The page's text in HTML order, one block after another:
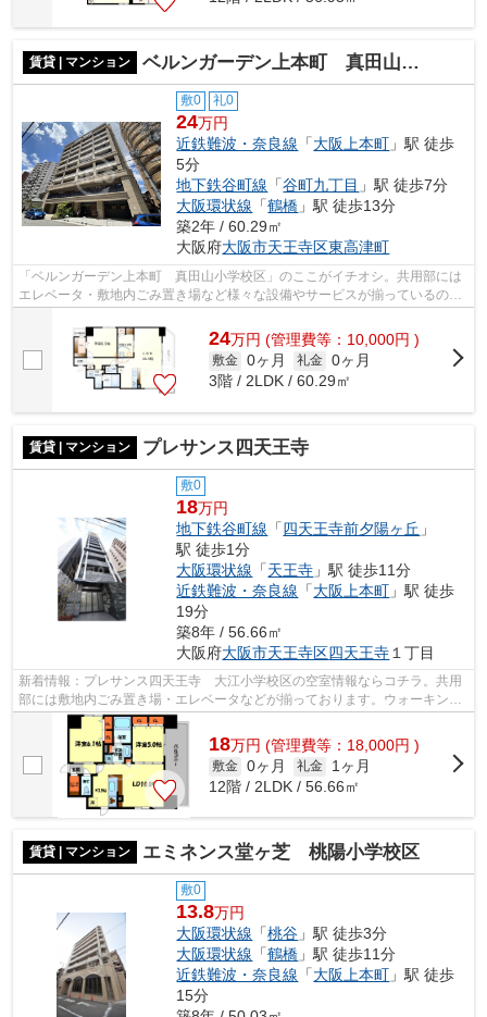
賃貸 | マンション ベルンガーデン上本町 真田山小学校区
敷0 礼0
24万円
近鉄難波・奈良線 「大阪上本町 」駅 徒歩
5分
地下鉄谷町線 「谷町九丁目 」駅 徒歩7分
大阪環状線 「鶴橋 」駅 徒歩13分
築2年 / 60.29㎡
大阪府大阪市天王寺区東高津町
「ベルンガーデン上本町 真田山小学校区」のここがイチオシ。共用部には
エレベータ・敷地内ごみ置き場など様々な設備やサービスが揃っているので
便利です。平坦な場所にあるマンショ...
24万円 (管理費等：10,000円 )
敷金 0ヶ月 礼金 0ヶ月
3階 / 2LDK / 60.29㎡
賃貸 | マンション プレサンス四天王寺
敷0
18万円
地下鉄谷町線 「四天王寺前夕陽ヶ丘 」
駅 徒歩1分
大阪環状線 「天王寺 」駅 徒歩11分
近鉄難波・奈良線 「大阪上本町 」駅 徒歩
19分
築8年 / 56.66㎡
大阪府大阪市天王寺区四天王寺 １丁目
新着情報：プレサンス四天王寺 大江小学校区の空室情報ならコチラ。共用
部には敷地内ごみ置き場・エレベータなどが揃っております。ウォーキング
やランニングが趣味の方に住んでもら...
18万円 (管理費等：18,000円 )
敷金 0ヶ月 礼金
1ヶ月
12階 / 2LDK / 56.66㎡
賃貸 | マンション エミネンス堂ヶ芝 桃陽小学校区
敷0
13.8万円
大阪環状線 「桃谷 」駅 徒歩3分
大阪環状線 「鶴橋 」駅 徒歩11分
近鉄難波・奈良線 「大阪上本町 」駅 徒歩
15分